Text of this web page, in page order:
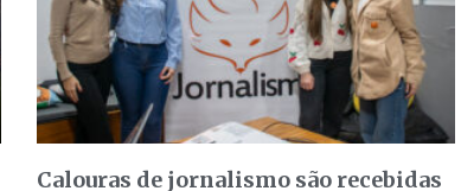
Calouras de jornalismo são recebidas